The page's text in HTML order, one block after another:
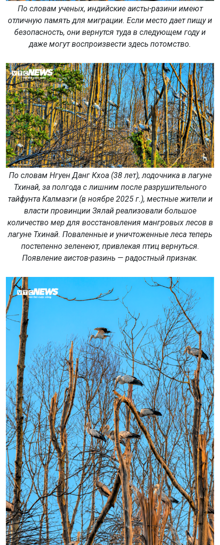
По словам ученых, индийские аисты-разини имеют
отличную память для миграции. Если место дает пищу и
безопасность, они вернутся туда в следующем году и
даже могут воспроизвести здесь потомство.
По словам Нгуен Данг Кхоа (38 лет), лодочника в лагуне
Тхинай, за полгода с лишним после разрушительного
тайфунта Калмаэги (в ноябре 2025 г.), местные жители и
власти провинции Зялай реализовали большое
количество мер для восстановления мангровых лесов в
лагуне Тхинай. Поваленные и уничтоженные леса теперь
постепенно зеленеют, привлекая птиц вернуться.
Появление аистов-разинь — радостный признак.